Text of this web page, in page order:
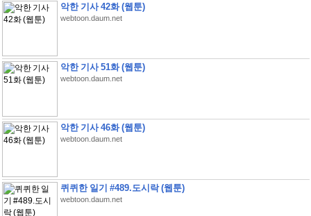
악한 기사 42화 (웹툰)
webtoon.daum.net
악한 기사 51화 (웹툰)
webtoon.daum.net
악한 기사 46화 (웹툰)
webtoon.daum.net
퀴퀴한 일기 #489.도시락 (웹툰)
webtoon.daum.net